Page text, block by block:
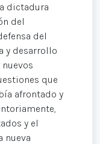
dictadura
del
del
y desarrollo
que
afrontado y
y el
nueva